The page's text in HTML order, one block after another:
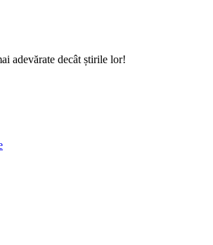
adevărate decât știrile lor!